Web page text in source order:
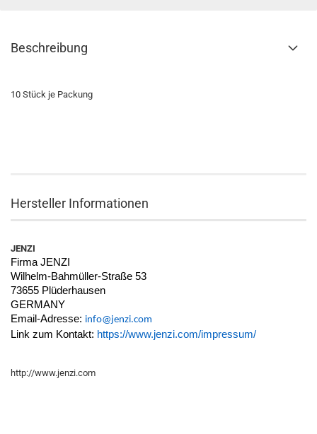
Beschreibung
10 Stück je Packung
Hersteller Informationen
JENZI
Firma JENZI
Wilhelm-Bahmüller-Straße 53
73655 Plüderhausen
GERMANY
Email-Adresse: info@jenzi.com
Link zum Kontakt: https://www.jenzi.com/impressum/
http://www.jenzi.com